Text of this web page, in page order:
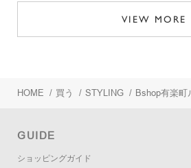
VIEW MORE
HOME / 買う / STYLING / Bshop有楽町
GUIDE
ショッピングガイド